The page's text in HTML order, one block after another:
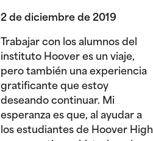
2 de diciembre de 2019
Trabajar con los alumnos del
instituto Hoover es un viaje,
pero también una experiencia
gratificante que estoy
deseando continuar. Mi
esperanza es que, al ayudar a
los estudiantes de Hoover High